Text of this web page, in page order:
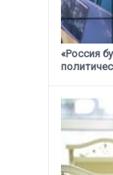
«Россия